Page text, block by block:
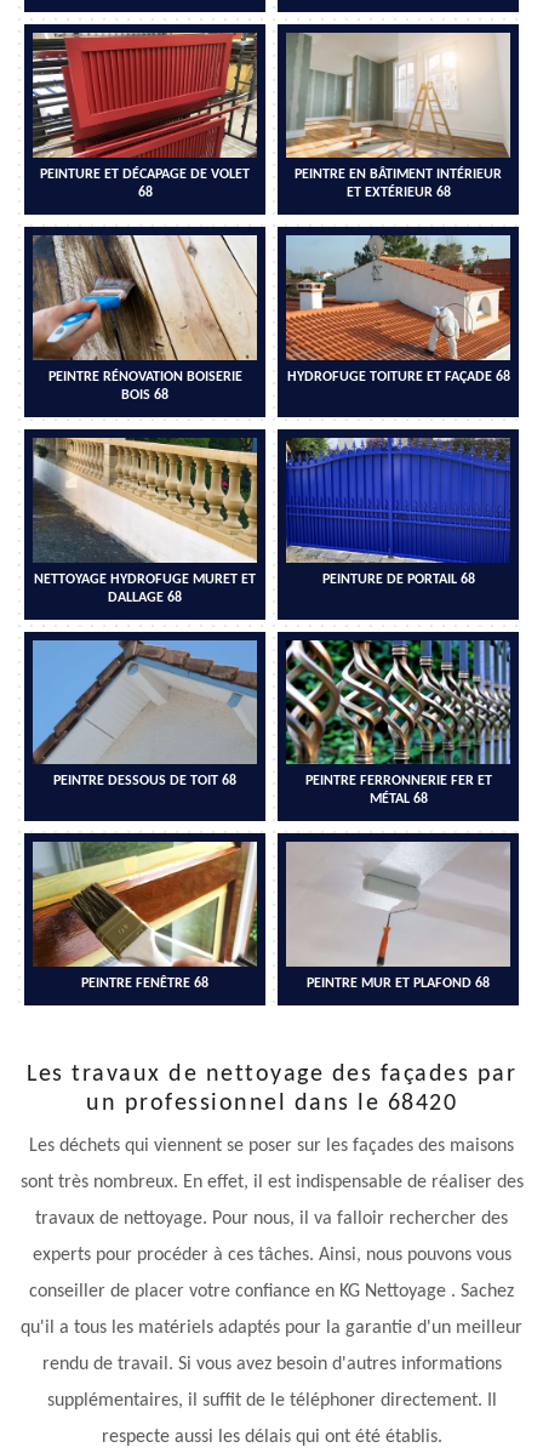
PEINTURE ET DÉCAPAGE DE VOLET
68
PEINTRE EN BÂTIMENT INTÉRIEUR
ET EXTÉRIEUR 68
PEINTRE RÉNOVATION BOISERIE
BOIS 68
HYDROFUGE TOITURE ET FAÇADE 68
NETTOYAGE HYDROFUGE MURET ET
DALLAGE 68
PEINTURE DE PORTAIL 68
PEINTRE DESSOUS DE TOIT 68
PEINTRE FERRONNERIE FER ET
MÉTAL 68
PEINTRE FENÊTRE 68 PEINTRE MUR ET PLAFOND 68
Les travaux de nettoyage des façades par
un professionnel dans le 68420
Les déchets qui viennent se poser sur les façades des maisons
sont très nombreux. En effet, il est indispensable de réaliser des
travaux de nettoyage. Pour nous, il va falloir rechercher des
experts pour procéder à ces tâches. Ainsi, nous pouvons vous
conseiller de placer votre confiance en KG Nettoyage . Sachez
qu'il a tous les matériels adaptés pour la garantie d'un meilleur
rendu de travail. Si vous avez besoin d'autres informations
supplémentaires, il suffit de le téléphoner directement. Il
respecte aussi les délais qui ont été établis.